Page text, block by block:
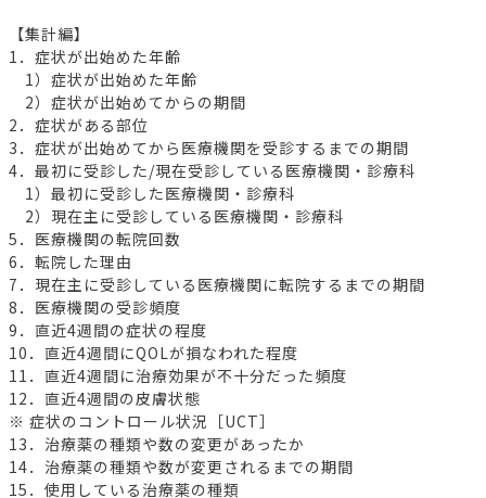
【集計編】
1．症状が出始めた年齢
1）症状が出始めた年齢
2）症状が出始めてからの期間
2．症状がある部位
3．症状が出始めてから医療機関を受診するまでの期間
4．最初に受診した/現在受診している医療機関・診療科
1）最初に受診した医療機関・診療科
2）現在主に受診している医療機関・診療科
5．医療機関の転院回数
6．転院した理由
7．現在主に受診している医療機関に転院するまでの期間
8．医療機関の受診頻度
9．直近4週間の症状の程度
10．直近4週間にQOLが損なわれた程度
11．直近4週間に治療効果が不十分だった頻度
12．直近4週間の皮膚状態
※ 症状のコントロール状況［UCT］
13．治療薬の種類や数の変更があったか
14．治療薬の種類や数が変更されるまでの期間
15．使用している治療薬の種類